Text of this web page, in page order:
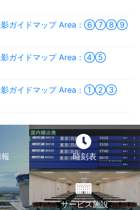
影ガイドマップ Area：⑥⑦⑧⑨
影ガイドマップ Area：④⑤
影ガイドマップ Area：①②③
時刻表
サービス施設